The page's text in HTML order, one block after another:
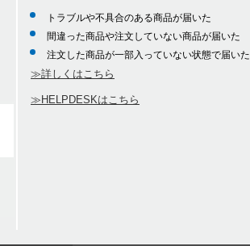
トラブルや不具合のある商品が届いた
間違った商品や注文していない商品が届いた
注文した商品が一部入っていない状態で届いた
≫詳しくはこちら
≫HELPDESKはこちら